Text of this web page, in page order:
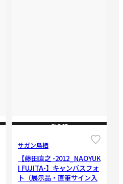
CLOSE
サガン鳥栖
【藤田直之 -2012_NAOYUK
I FUJITA-】キャンバスフォ
ト（展示品・直筆サイン入